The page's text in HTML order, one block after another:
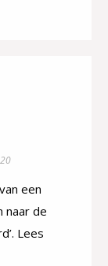
een
naar de
Lees